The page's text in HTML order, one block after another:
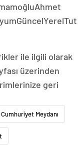
ile ilgili olarak
üzerinden
geri
Cumhuriyet Meydanı